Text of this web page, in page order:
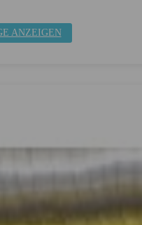
ANZEIGEN